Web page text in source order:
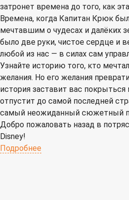
затронет времена до того, как
Времена, когда Капитан Крюк
мечтавшим о чудесах и далёких
было две руки, чистое сердце и
любой из нас — в силах сам
Узнайте историю того, кто
желания. Но его желания
история заставит вас
отпустит до самой последней
самый неожиданный сюжетный
Добро пожаловать назад в
Disney!
Подробнее